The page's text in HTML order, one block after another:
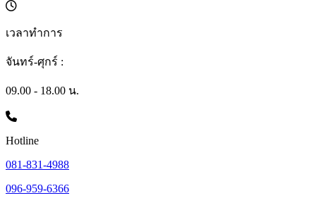
เวลาทำการ
จันทร์-ศุกร์ :
09.00 - 18.00 น.
Hotline
081-831-4988
096-959-6366